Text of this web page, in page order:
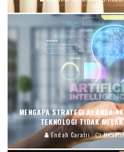
MENGAPA STRATEGI AI ANDA
TEKNOLOGI TIDAK
Endah Caratri